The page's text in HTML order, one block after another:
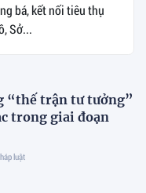
bá, kết nối tiêu thụ
Sở...
“thế trận tư tưởng”
trong giai đoạn
luật